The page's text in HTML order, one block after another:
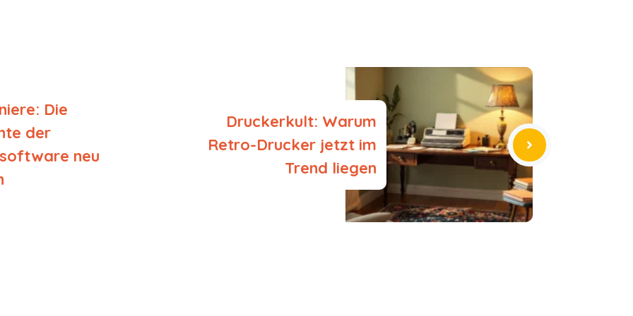
Die
der
neu
Druckerkult: Warum
Retro-Drucker jetzt im
Trend liegen